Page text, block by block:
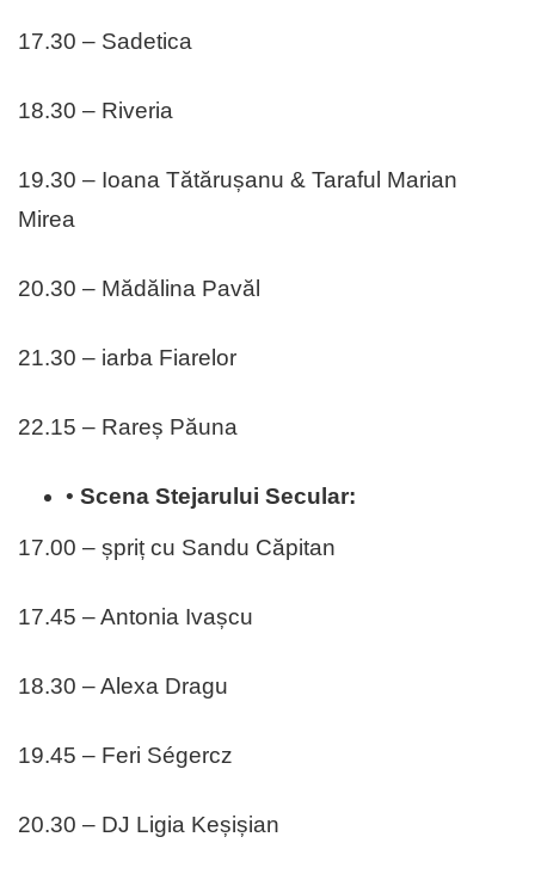
17.30 – Sadetica
18.30 – Riveria
19.30 – Ioana Tătărușanu & Taraful Marian
Mirea
20.30 – Mădălina Pavăl
21.30 – iarba Fiarelor
22.15 – Rareș Păuna
• Scena Stejarului Secular:
17.00 – șpriț cu Sandu Căpitan
17.45 – Antonia Ivașcu
18.30 – Alexa Dragu
19.45 – Feri Ségercz
20.30 – DJ Ligia Keșișian